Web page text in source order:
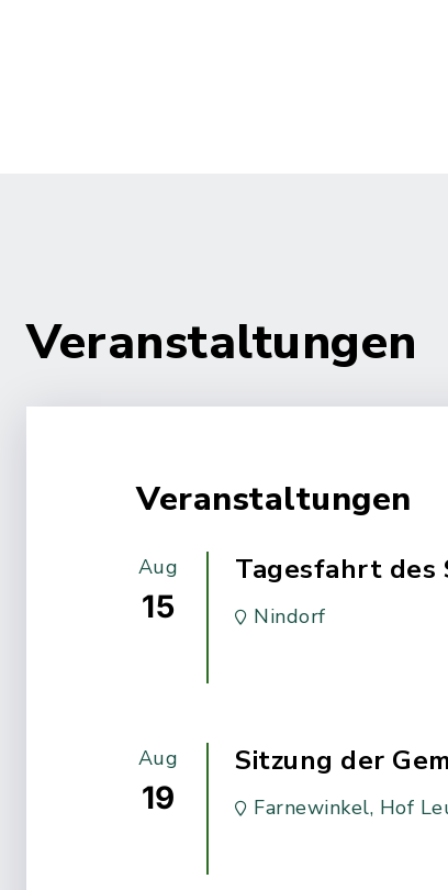
Veranstaltungen
Veranstaltungen
Aug
15
Tagesfahrt des
Nindorf
Aug
19
Sitzung der
Farnewinkel, Hof